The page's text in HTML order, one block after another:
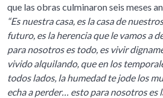
que las obras culminaron seis meses
“Es nuestra casa, es la casa de
futuro, es la herencia que le vamos a
para nosotros es todo, es vivir
vivido alquilando, que en los
todos lados, la humedad te jode los
echa a perder… esto para nosotros es